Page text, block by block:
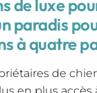
de luxe
paradis
à quatre
de
en plus accès